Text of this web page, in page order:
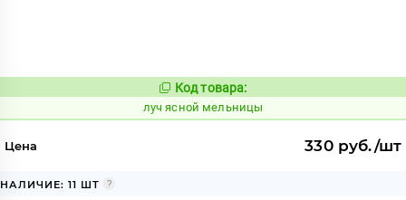
Код:
906174
Код товара:
луч ясной мельницы
Цена 330 руб./шт
НАЛИЧИЕ: 11 ШТ